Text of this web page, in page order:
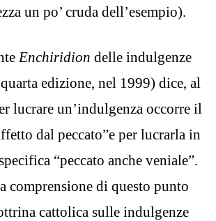
un po’ cruda dell’esempio).
Enchiridion delle indulgenze
edizione, nel 1999) dice, al
lucrare un’indulgenza occorre il
dal peccato”e per lucrarla in
“peccato anche veniale”.
comprensione di questo punto
cattolica sulle indulgenze